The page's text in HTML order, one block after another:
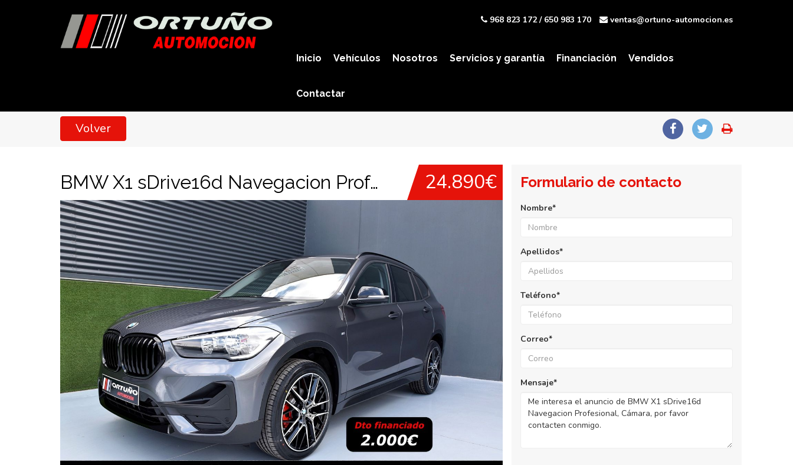
968 823 172/ 650 983 170 ventas@ortuno-automocion.es
Inicio Vehículos Nosotros Servicios y garantía Financiación Vendidos
Contactar
Volver
Formulario de contacto
Nombre*
Apellidos*
Teléfono*
Correo*
Mensaje*
BMW X1 sDrive16d Navegacion Profesional, Cámara 24.890€